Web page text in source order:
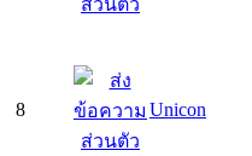
8 Unicon